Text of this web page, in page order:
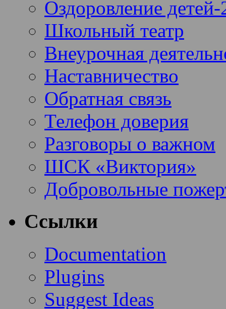
Оздоровление
Школьный театр
Внеурочная
Наставничество
Обратная связь
Телефон доверия
Разговоры о важном
ШСК «Виктория»
Добровольные
Ссылки
Documentation
Plugins
Suggest Ideas